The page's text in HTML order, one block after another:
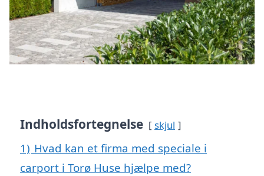
Indholdsfortegnelse skjul
1) Hvad kan et firma med speciale i
carport i Torø Huse hjælpe med?